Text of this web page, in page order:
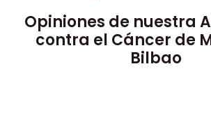
Opiniones de nuestra
contra el Cáncer de
Bilbao